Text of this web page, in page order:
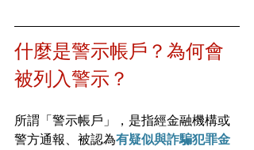
什麼是警示帳戶？為何會
被列入警示？
所謂「警示帳戶」，是指經金融機構或
警方通報、被認為有疑似與詐騙犯罪金